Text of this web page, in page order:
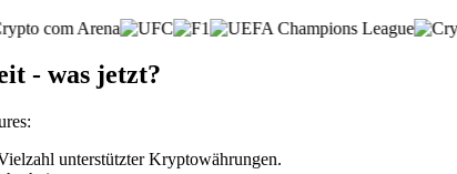
- was jetzt?
unterstützter Kryptowährungen.